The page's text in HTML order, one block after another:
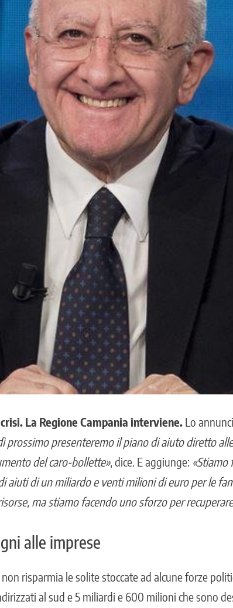
La Regione Campania interviene. Lo
prossimo presenteremo il piano di aiuto diretto
del caro-bollette», dice. E aggiunge: «Stiamo
aiuti di un miliardo e venti milioni di euro per le
ma stiamo facendo uno sforzo per
alle imprese
risparmia le solite stoccate ad alcune forze
al sud e 5 miliardi e 600 milioni che sono